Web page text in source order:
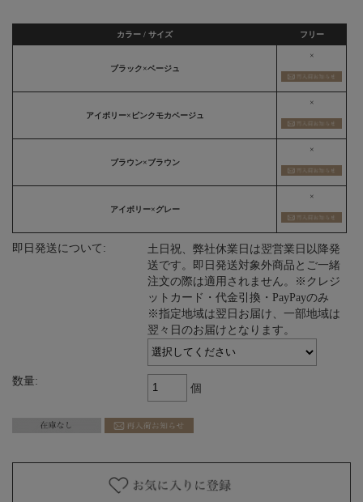
カラー / サイズ フリー
ブラック×ベージュ
×
アイボリー×ピンクモカベージュ
×
ブラウン×ブラウン
×
アイボリー×グレー
×
即日発送について:
土日祝、弊社休業日は翌営業日以降発
送です。即日発送対象外商品とご一緒
注文の際は適用されません。※クレジ
ットカード・代金引換・PayPayのみ
※指定地域は翌日お届け、一部地域は
翌々日のお届けとなります。
数量:
個